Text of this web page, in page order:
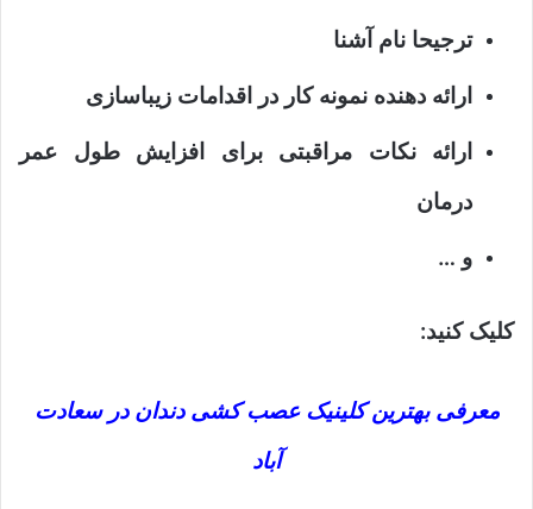
ترجیحا نام آشنا
ارائه دهنده نمونه کار در اقدامات زیباسازی
ارائه نکات مراقبتی برای افزایش طول عمر
درمان
و …
کلیک کنید:
معرفی بهترین کلینیک عصب کشی دندان در سعادت
آباد